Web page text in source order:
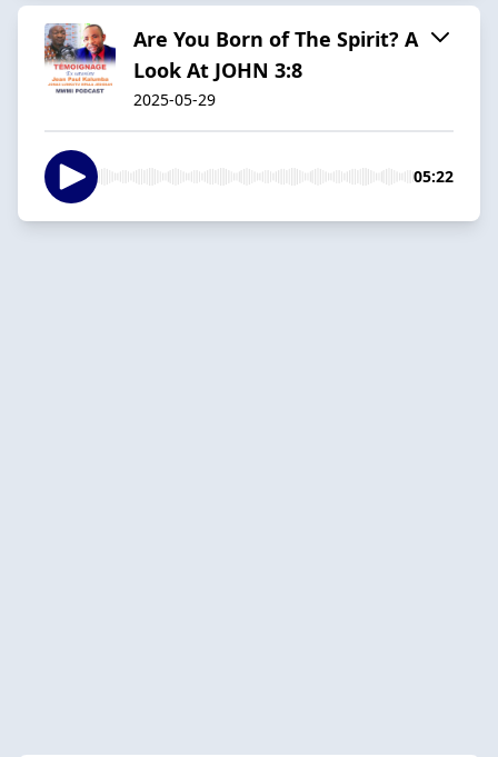
Are You Born of The Spirit? A
Look At JOHN 3:8
2025-05-29
05:22